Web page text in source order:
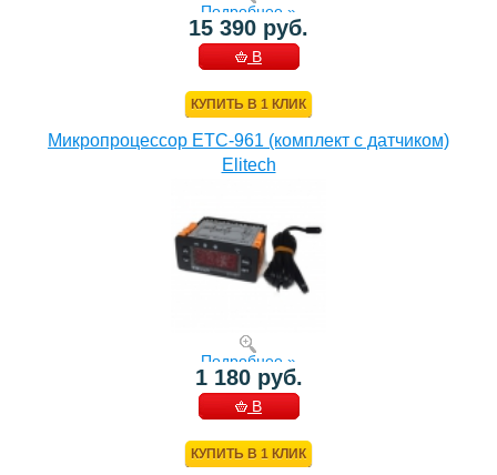
Подробнее »
15 390 руб.
В
КУПИТЬ В 1 КЛИК
Микропроцессор ETC-961 (комплект c датчиком)
Elitech
Подробнее »
1 180 руб.
В
КУПИТЬ В 1 КЛИК